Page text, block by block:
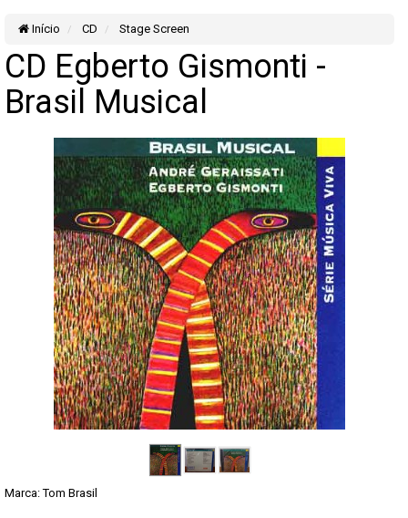
Início CD Stage Screen
CD Egberto Gismonti -
Brasil Musical
Marca:Tom Brasil